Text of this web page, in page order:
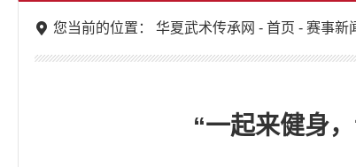
您当前的位置： 华夏武术传承网 - 首页 - 赛事新
“一起来健身